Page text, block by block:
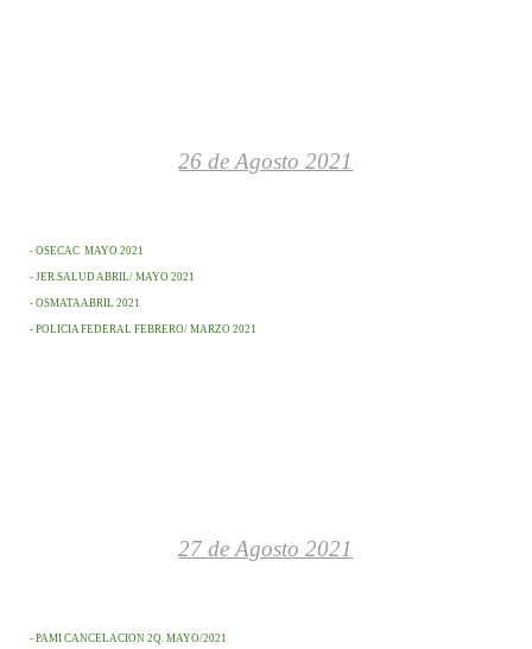
26 de Agosto2021
- OSECAC MAYO 2021
- JER.SALUD ABRIL/ MAYO 2021
- OSMATA ABRIL 2021
- POLICIA FEDERAL FEBRERO/ MARZO 2021
27 de Agosto2021
- PAMI CANCELACION 2Q. MAYO/2021